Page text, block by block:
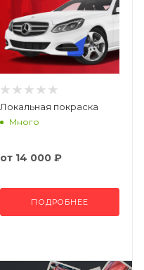
Локальная покраска
Много
от 14 000 ₽
ПОДРОБНЕЕ